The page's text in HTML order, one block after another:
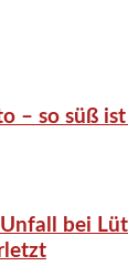
– so süß
bei